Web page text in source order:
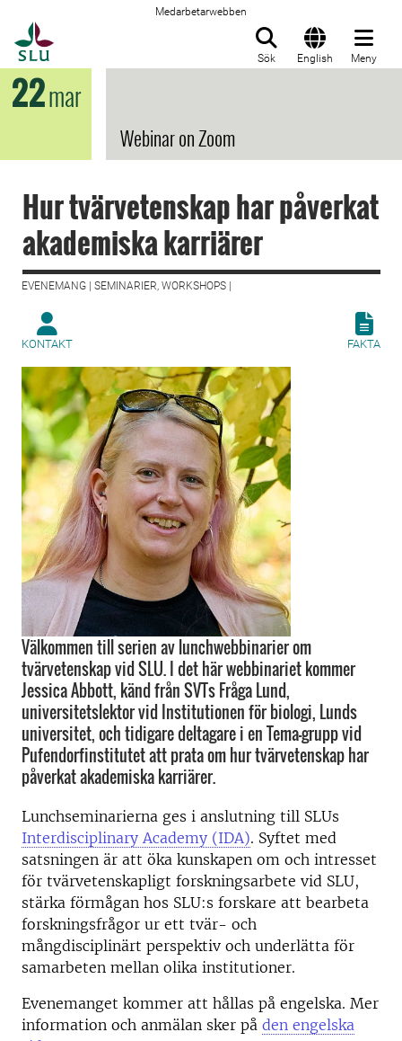
Medarbetarwebben
Sök English Meny
22mar
Webinar on Zoom
Hur tvärvetenskap har påverkat
akademiska karriärer
EVENEMANG | SEMINARIER, WORKSHOPS |
KONTAKT FAKTA
Välkommen till serien av lunchwebbinarier om
tvärvetenskap vid SLU. I det här webbinariet kommer
Jessica Abbott, känd från SVTs Fråga Lund,
universitetslektor vid Institutionen för biologi, Lunds
universitet, och tidigare deltagare i en Tema-grupp vid
Pufendorfinstitutet att prata om hur tvärvetenskap har
påverkat akademiska karriärer.
Lunchseminarierna ges i anslutning till SLUs
Interdisciplinary Academy (IDA). Syftet med
satsningen är att öka kunskapen om och intresset
för tvärvetenskapligt forskningsarbete vid SLU,
stärka förmågan hos SLU:s forskare att bearbeta
forskningsfrågor ur ett tvär- och
mångdisciplinärt perspektiv och underlätta för
samarbeten mellan olika institutioner.
Evenemanget kommer att hållas på engelska. Mer
information och anmälan sker på den engelska